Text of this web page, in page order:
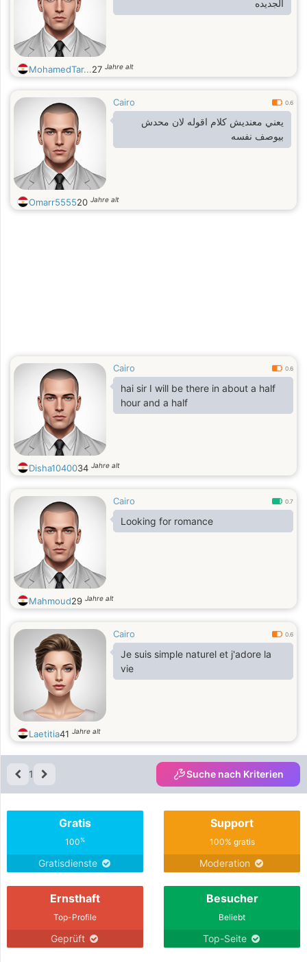
الجديده
MohamedTar...27 Jahre alt
Cairo 0.6
يعني معنديش كلام اقوله لان محدش
بيوصف نفسه
Omarr555520 Jahre alt
Cairo 0.6
hai sir I will be there in about a half
hour and a half
Disha1040034 Jahre alt
Cairo 0.7
Looking for romance
Mahmoud29 Jahre alt
Cairo 0.6
Je suis simple naturel et j'adore la
vie
Laetitia41 Jahre alt
1 Suche nach Kriterien
Gratis
100%
Gratisdienste
Support
100% gratis
Moderation
Ernsthaft
Top-Profile
Geprüft
Besucher
Beliebt
Top-Seite